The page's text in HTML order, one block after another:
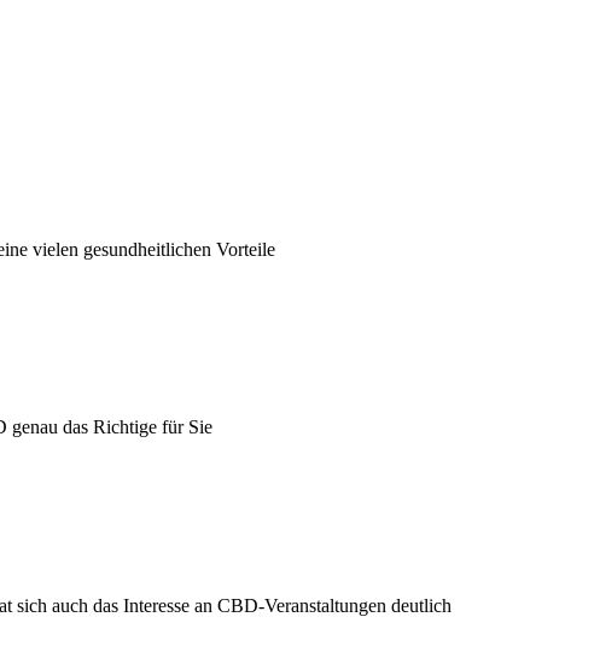
vielen gesundheitlichen Vorteile
genau das Richtige für Sie
auch das Interesse an CBD-Veranstaltungen deutlich